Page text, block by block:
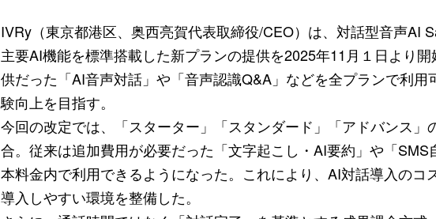
IVRy（東京都港区、奥西亮賀代表取締役/CEO）は、対話型音声AI
主要AI機能を標準搭載した新プランの提供を2025年11月１日より
供だった「AI音声対話」や「音声認識Q&A」などを全プランで利
験向上を目指す。
今回の改定では、「スターター」「スタンダード」「アドバンス」
合。従来は追加費用が必要だった「文字起こし・AI要約」や「
本料金内で利用できるようになった。これにより、AI対話導入のコ
導入しやすい環境を整備した。